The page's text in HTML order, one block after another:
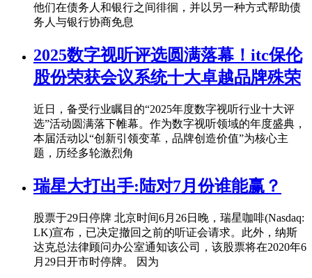
他们在债务人和银行之间徘徊，并以另一种方式帮助债
务人与银行协商免息
2025数字视听评选圆满落幕！itc保伦
股份荣获会议系统十大卓越品牌殊荣
近日，备受行业瞩目的“2025年度数字视听行业十大评
选”活动圆满落下帷幕。作为数字视听领域的年度盛典，
本届活动以“创新引领变革，品牌创造价值”为核心主
题，历经多轮激烈角
瑞星大打出手:陆对7月份谁能赢？
股票于29日停牌 北京时间6月26日晚，瑞星咖啡(Nasdaq:
LK)宣布，已决定撤回之前的听证会请求。此外，纳斯
达克总法律顾问办公室通知该公司，该股票将在2020年6
月29日开市时停牌。 因为